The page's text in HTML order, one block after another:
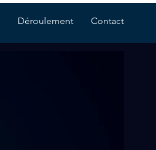
Déroulement Contact